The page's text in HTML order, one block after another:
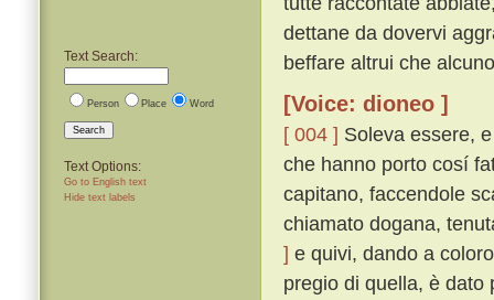
Text Search:
Person Place Word
Search
Text Options:
Go to English text
Hide text labels
dettane da dovervi
beffare altrui che
[Voice: dioneo ]
[ 004 ] Soleva essere,
che hanno porto cosí
capitano, faccendole
chiamato dogana,
] e quivi, dando a
pregio di quella, è dato